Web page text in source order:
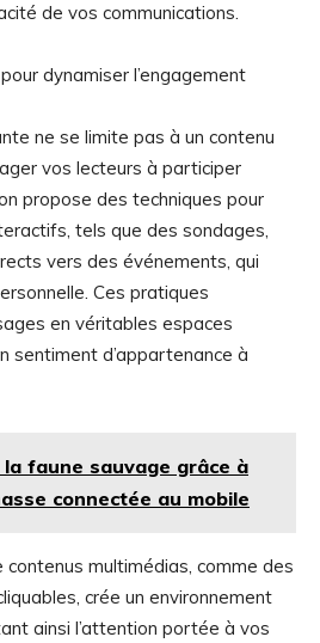
de vos communications.
dynamiser l’engagement
ne se limite pas à un contenu
vos lecteurs à participer
propose des techniques pour
tels que des sondages,
vers des événements, qui
Ces pratiques
en véritables espaces
sentiment d’appartenance à
la faune sauvage grâce à
connectée au mobile
contenus multimédias, comme des
crée un environnement
ainsi l’attention portée à vos